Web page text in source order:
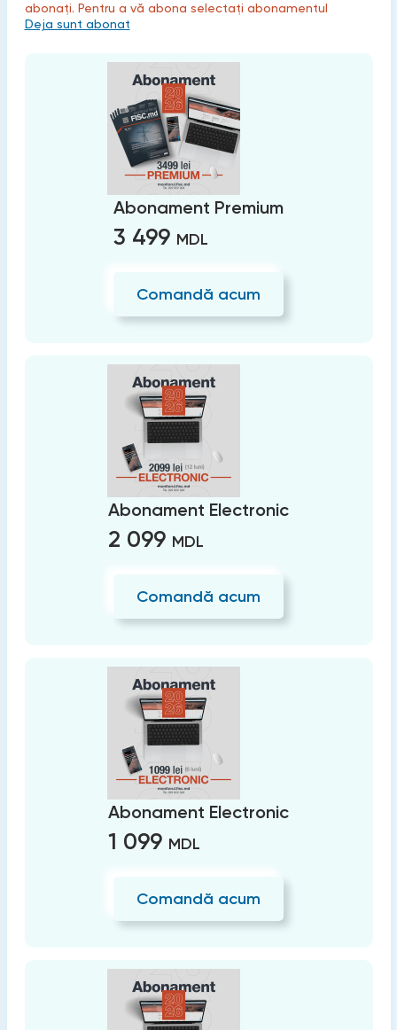
abonați. Pentru a vă abona selectați abonamentul
Deja sunt abonat
Abonament Premium
3 499 MDL
Comandă acum
Abonament Electronic
2 099 MDL
Comandă acum
Abonament Electronic
1 099 MDL
Comandă acum